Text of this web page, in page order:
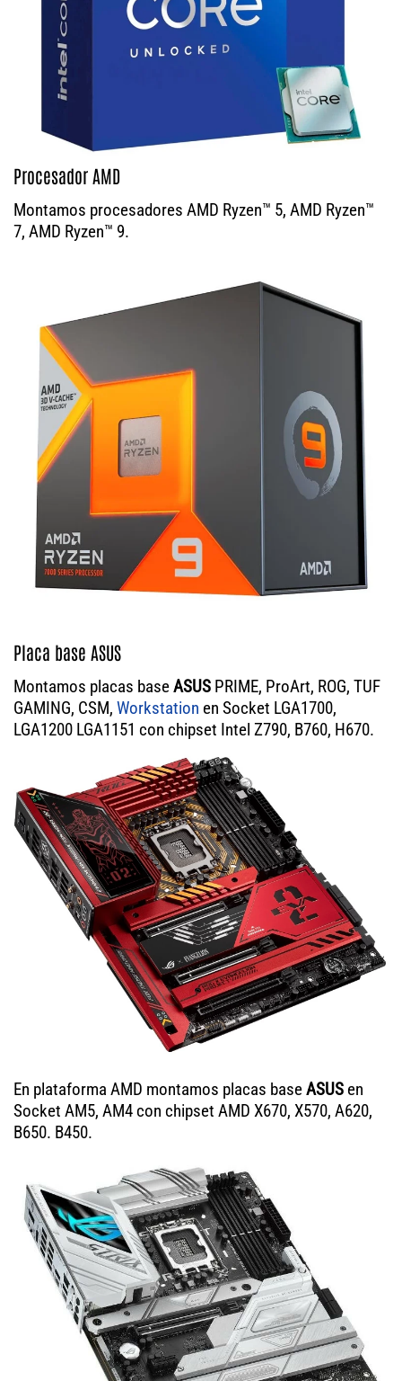
Procesador AMD
Montamos procesadores AMD Ryzen™ 5, AMD Ryzen™
7, AMD Ryzen™ 9.
Placa base ASUS
Montamos placas baseASUS PRIME, ProArt, ROG, TUF
GAMING, CSM, Workstation en Socket LGA1700,
LGA1200 LGA1151 con chipset Intel Z790, B760, H670.
En plataforma AMD montamos placas baseASUS en
Socket AM5, AM4 con chipset AMD X670, X570, A620,
B650. B450.